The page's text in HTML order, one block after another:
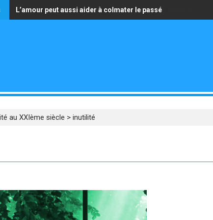
L’amour peut aussi aider à colmater le passé
La seule richesse qui vaille est celle d’avoir un cœur pur
au XXIème siècle > inutilité